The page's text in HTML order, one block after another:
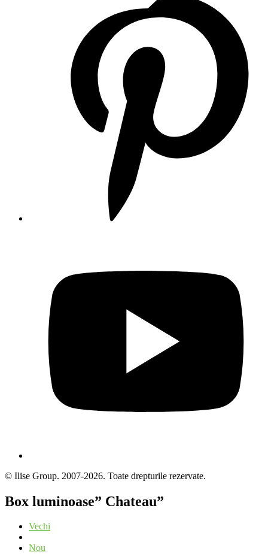
© Ilise Group. 2007-2026. Toate drepturile rezervate.
Box luminoase” Chateau”
Vechi
Nou